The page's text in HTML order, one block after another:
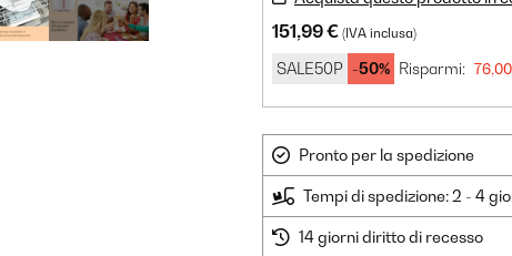
151,99 € (IVA inclusa)
SALE50P -50% Risparmi:
Pronto per la spedizione
Tempi di spedizione: 2 - 4
14 giorni diritto di recesso